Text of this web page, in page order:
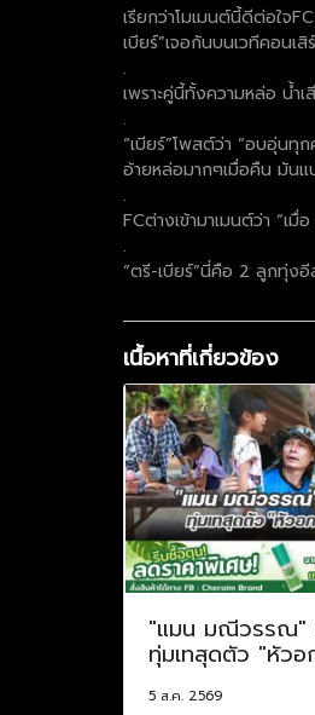
เรียกว่าโมเมนต์นี้ดีต่อใจ
เบียร์”เจอกันบนเวทีคอนเ
.
เพราะคู่นี้ทั้งความหล่อ น้ำ
.
“เบียร์”โพสต์ว่า “อบอุ่นทุ
อ้ายหล่อมากๆเมื่อคืน มัน
.
FCต่างเข้ามาเมนต์ว่า “เ
.
“ตรี-เบียร์”นี่คือ 2 ลูกทุ่ง
เนื้อหาที่เกี่ยวข้อง
"แมน มณีวรรณ"
ทุ่มเทสุดตัว "หัว
5 ส.ค. 2569